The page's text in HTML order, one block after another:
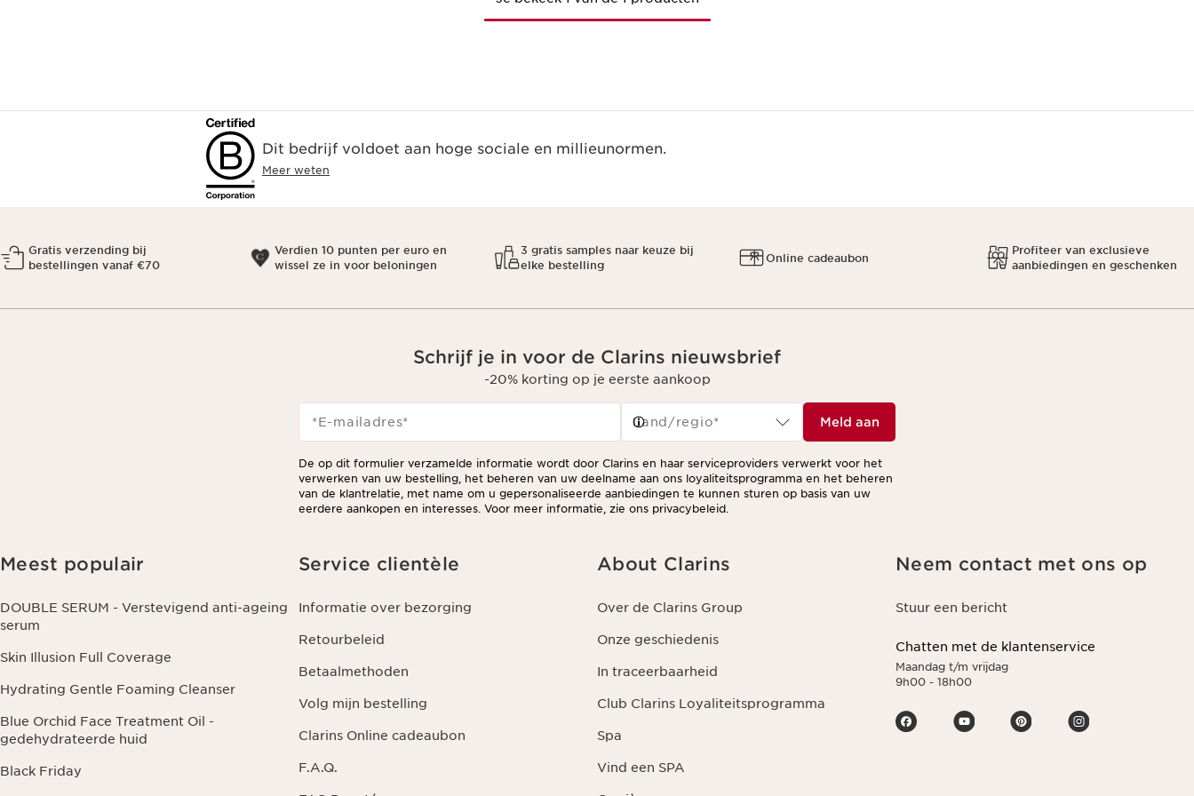
Dit bedrijf voldoet aan hoge sociale en millieunormen.
Meer weten
Gratis verzending bij
bestellingen vanaf €70
Verdien 10 punten per euro en
wissel ze in voor beloningen
3 gratis samples naar keuze bij
elke bestelling
Online cadeaubon
Profiteer van exclusieve
aanbiedingen en geschenken
Schrijf je in voor de Clarins nieuwsbrief
-20% korting op je eerste aankoop
*E-mailadres* Land/regio* Meld aan
De op dit formulier verzamelde informatie wordt door Clarins en haar serviceproviders verwerkt voor het
verwerken van uw bestelling, het beheren van uw deelname aan ons loyaliteitsprogramma en het beheren
van de klantrelatie, met name om u gepersonaliseerde aanbiedingen te kunnen sturen op basis van uw
eerdere aankopen en interesses. Voor meer informatie, zie ons privacybeleid.
Meest populair
DOUBLE SERUM - Verstevigend anti-ageing
serum
Skin Illusion Full Coverage
Hydrating Gentle Foaming Cleanser
Blue Orchid Face Treatment Oil -
gedehydrateerde huid
Black Friday
Service clientèle
Informatie over bezorging
Retourbeleid
Betaalmethoden
Volg mijn bestelling
Clarins Online cadeaubon
F.A.Q.
About Clarins
Over de Clarins Group
Onze geschiedenis
In traceerbaarheid
Club Clarins Loyaliteitsprogramma
Spa
Vind een SPA
Neem contact met ons op
Stuur een bericht
Chatten met de klantenservice
Maandag t/m vrijdag
9h00 - 18h00